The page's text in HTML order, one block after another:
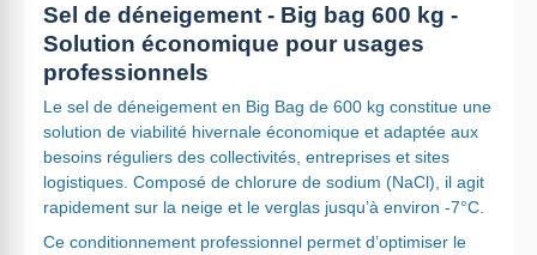
Sel de déneigement - Big bag 600 kg -
Solution économique pour usages
professionnels
Le sel de déneigement en Big Bag de 600 kg constitue une
solution de viabilité hivernale économique et adaptée aux
besoins réguliers des collectivités, entreprises et sites
logistiques. Composé de chlorure de sodium (NaCl), il agit
rapidement sur la neige et le verglas jusqu’à environ -7°C.
Ce conditionnement professionnel permet d’optimiser le